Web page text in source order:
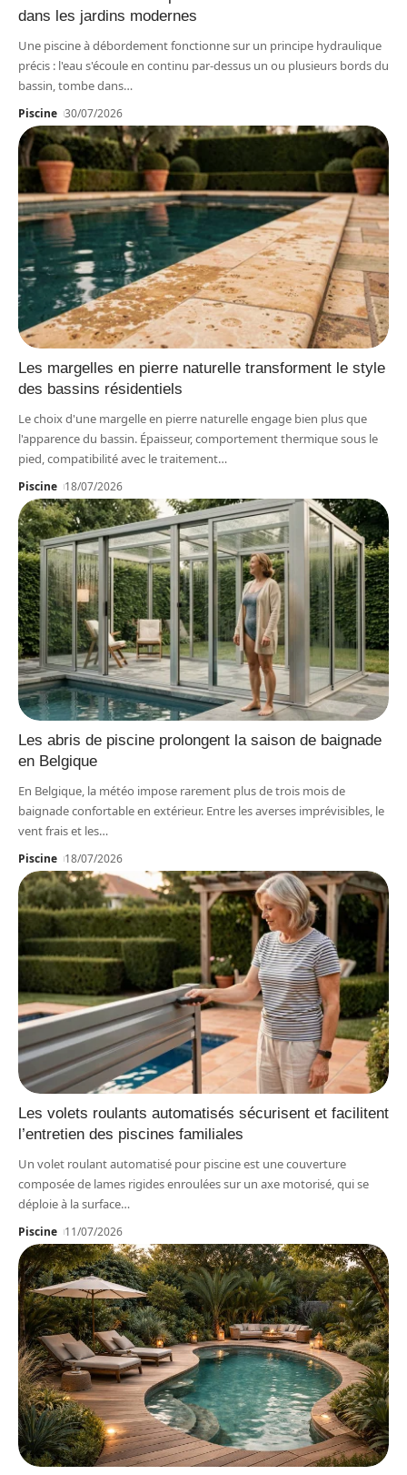
dans les jardins modernes
Une piscine à débordement fonctionne sur un principe hydraulique
précis : l'eau s'écoule en continu par-dessus un ou plusieurs bords du
bassin, tombe dans…
Piscine 30/07/2026
Les margelles en pierre naturelle transforment le style
des bassins résidentiels
Le choix d'une margelle en pierre naturelle engage bien plus que
l'apparence du bassin. Épaisseur, comportement thermique sous le
pied, compatibilité avec le traitement…
Piscine 18/07/2026
Les abris de piscine prolongent la saison de baignade
en Belgique
En Belgique, la météo impose rarement plus de trois mois de
baignade confortable en extérieur. Entre les averses imprévisibles, le
vent frais et les…
Piscine 18/07/2026
Les volets roulants automatisés sécurisent et facilitent
l’entretien des piscines familiales
Un volet roulant automatisé pour piscine est une couverture
composée de lames rigides enroulées sur un axe motorisé, qui se
déploie à la surface…
Piscine 11/07/2026